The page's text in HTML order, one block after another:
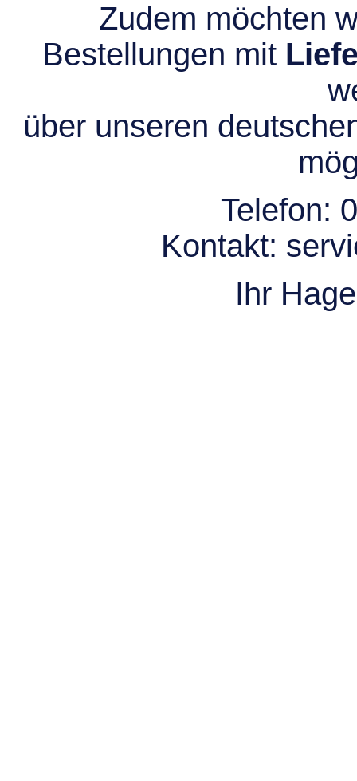
Zudem möchten
Bestellungen mit
über unseren
Telefon:
Kontakt:
Ihr